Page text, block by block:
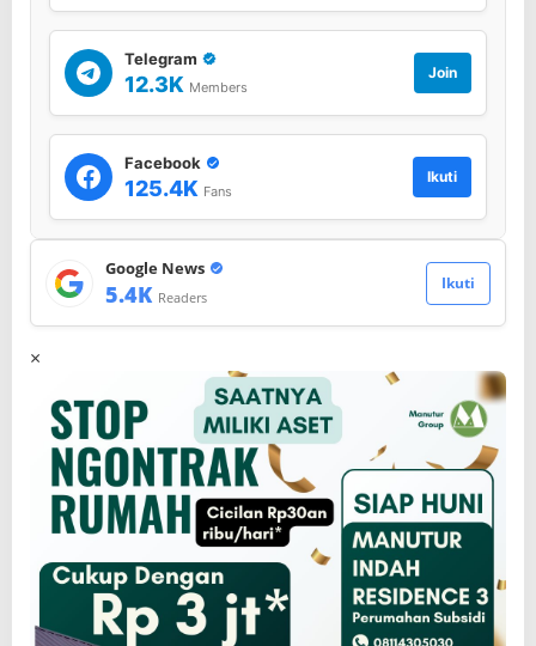
a
h
Telegram
12.3K Members
Join
Facebook
125.4K Fans
Ikuti
Google News
5.4K Readers
Ikuti
×